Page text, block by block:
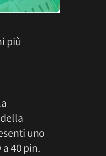
più
uno
a 40 pin.